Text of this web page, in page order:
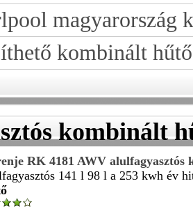
magyarország
kombinált hűtő
kombinált
RK 4181 AWV alulfagyasztós
141 l 98 l a 253 kwh év